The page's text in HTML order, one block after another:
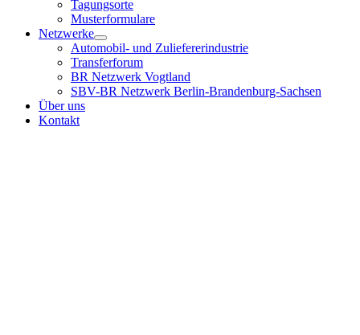
Tagungsorte
Musterformulare
Netzwerke
Automobil- und Zuliefererindustrie
Transferforum
BR Netzwerk Vogtland
SBV-BR Netzwerk Berlin-Brandenburg-Sachsen
Über uns
Kontakt